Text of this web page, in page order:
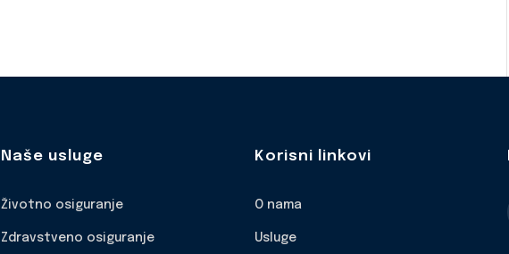
Naše usluge
Životno osiguranje
Zdravstveno osiguranje
Korisni linkovi
O nama
Usluge